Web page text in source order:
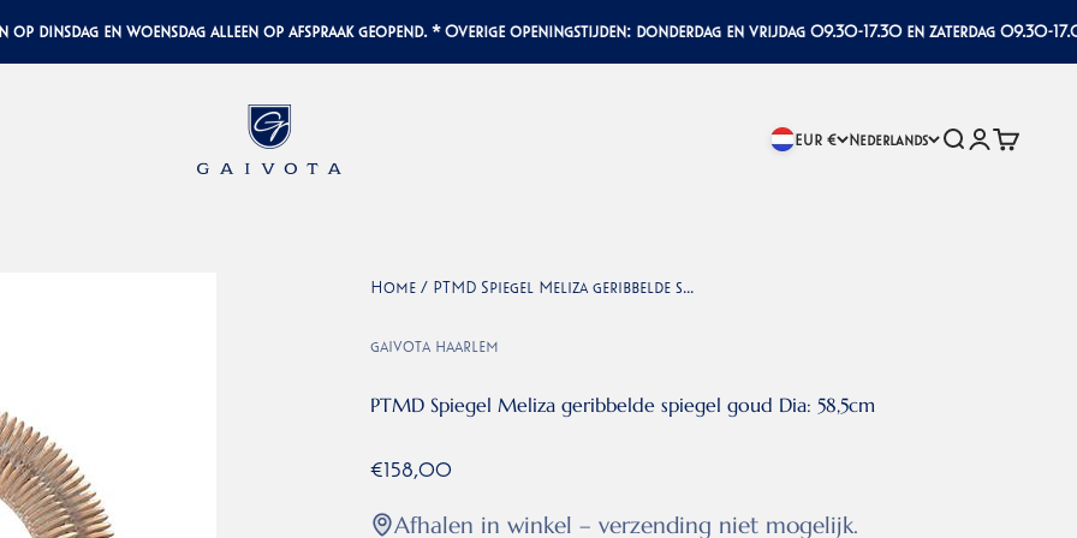
dinsdag en woensdag alleen op afspraak geopend. * Overige openingstijden: donderdag en vrijdag 09.30-17.30 en zaterdag 09.30-17.00
Gaivota Luxury Interiors
EUR € Nederlands ZoekenInloggen
Home / PTMD Spiegel Meliza geribbelde s...
gaivota haarlem
PTMD Spiegel Meliza geribbelde spiegel goud Dia: 58,5cm
Aanbiedingsprijs
€158,00
Afhalen in winkel – verzending niet mogelijk.